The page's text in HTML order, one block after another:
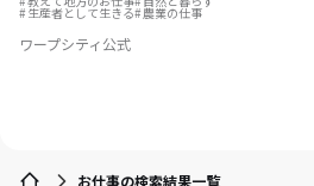
生産者として生きる 農業の仕事
ワープシティ公式
お仕事の検索結果一覧